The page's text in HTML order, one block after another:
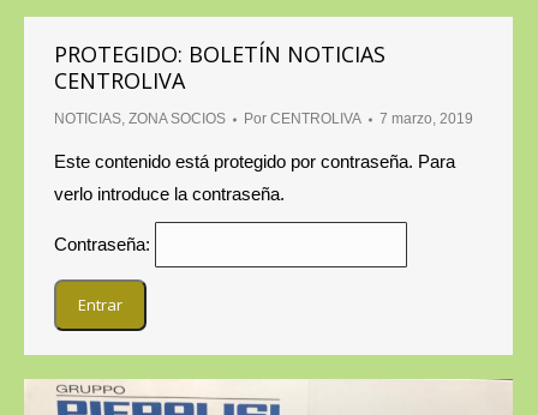
PROTEGIDO: BOLETÍN NOTICIAS
CENTROLIVA
NOTICIAS, ZONA SOCIOS Por CENTROLIVA 7 marzo, 2019
Este contenido está protegido por contraseña. Para
verlo introduce la contraseña.
Contraseña: